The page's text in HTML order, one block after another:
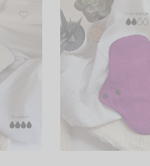
Serviette
13,90 €
Choix des